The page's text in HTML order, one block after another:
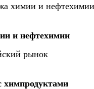
химии и
и нефтехимии
рынок
химпродуктами